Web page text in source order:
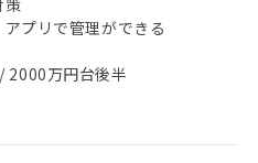
策
プリで管理ができる
2000万円台後半